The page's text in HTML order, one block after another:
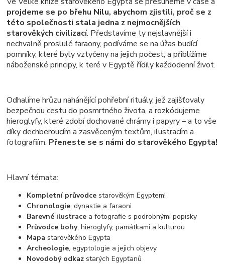
projdeme se po břehu Nilu, abychom zjistili, proč se z
této společnosti stala jedna z nejmocnějších
starověkých civilizací. Představíme ty nejslavnější i
nechvalně proslulé faraony, podíváme se na úžas budící
pomníky, které byly vztyčeny na jejich počest, a přiblížíme
náboženské principy, k teré v Egyptě řídily každodenní život.
Odhalíme hrůzu nahánějící pohřební rituály, jež zajišťovaly
bezpečnou cestu do posmrtného života, a rozkódujeme
hieroglyfy, které zdobí dochované chrámy i papyry – a to vše
díky dechberoucím a zasvěceným textům, ilustracím a
fotografiím. Přeneste se s námi do starověkého Egypta!
Hlavní témata:
Kompletní průvodce starověkým Egyptem!
Chronologie, dynastie a faraoni
Barevné ilustrace a fotografie s podrobnými popisky
Průvodce bohy, hieroglyfy, památkami a kulturou
Mapa starověkého Egypta
Archeologie, egyptologie a jejich objevy
Novodobý odkaz starých Egypťanů